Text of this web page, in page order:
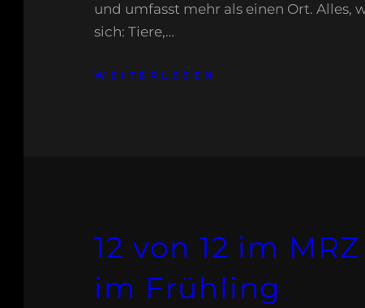
und umfasst mehr als einen Ort. Alles,
sich: Tiere,…
WEITERLESEN
12 von 12 im
im Frühling